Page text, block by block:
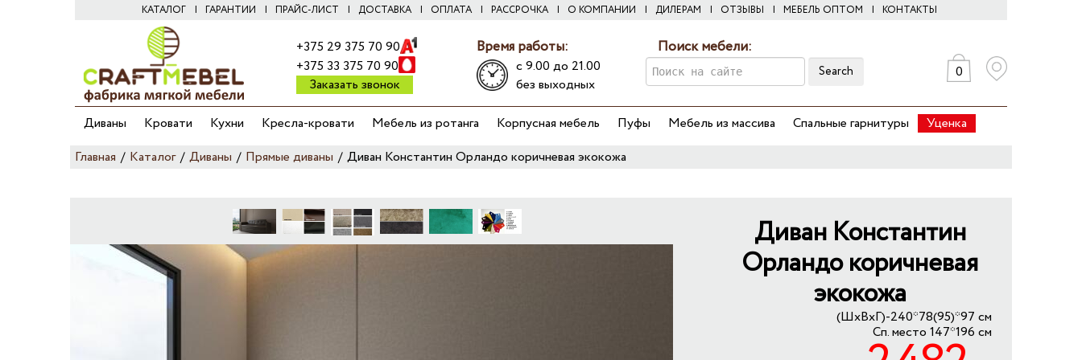
КАТАЛОГ ГАРАНТИИ ПРАЙС-ЛИСТ ДОСТАВКА ОПЛАТА РАССРОЧКА О КОМПАНИИ ДИЛЕРАМ ОТЗЫВЫ МЕБЕЛЬ ОПТОМ КОНТАКТЫ
+375 29 375 70 90
+375 33 375 70 90
Заказать звонок
Время работы:
с 9.00 до 21.00
без выходных
Поиск мебели:
Search 0
Диваны Кровати Кухни Кресла-кровати Мебель из ротанга Корпусная мебель Пуфы Мебель из массива Спальные гарнитуры
Уценка
Главная / Каталог / Диваны / Прямые диваны / Диван Константин Орландо коричневая экокожа
Диван Константин
Орландо коричневая
экокожа
(ШхВхГ)-240*78(95)*97 см
Сп. место 147*196 см